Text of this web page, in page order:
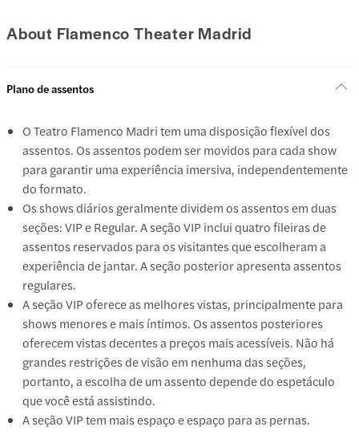
About Flamenco Theater Madrid
Plano de assentos
O Teatro Flamenco Madri tem uma disposição flexível dos
assentos. Os assentos podem ser movidos para cada show
para garantir uma experiência imersiva, independentemente
do formato.
Os shows diários geralmente dividem os assentos em duas
seções: VIP e Regular. A seção VIP inclui quatro fileiras de
assentos reservados para os visitantes que escolheram a
experiência de jantar. A seção posterior apresenta assentos
regulares.
A seção VIP oferece as melhores vistas, principalmente para
shows menores e mais íntimos. Os assentos posteriores
oferecem vistas decentes a preços mais acessíveis. Não há
grandes restrições de visão em nenhuma das seções,
portanto, a escolha de um assento depende do espetáculo
que você está assistindo.
A seção VIP tem mais espaço e espaço para as pernas.